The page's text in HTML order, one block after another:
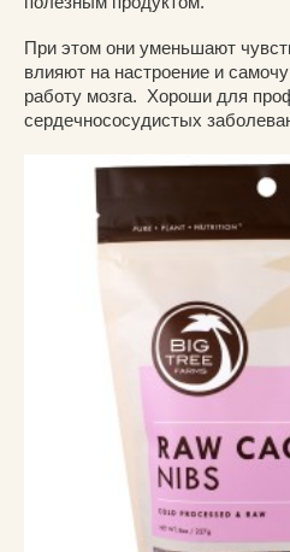
При этом они уменьшают
влияют на настроение и
работу мозга. Хороши для
сердечнососудистых